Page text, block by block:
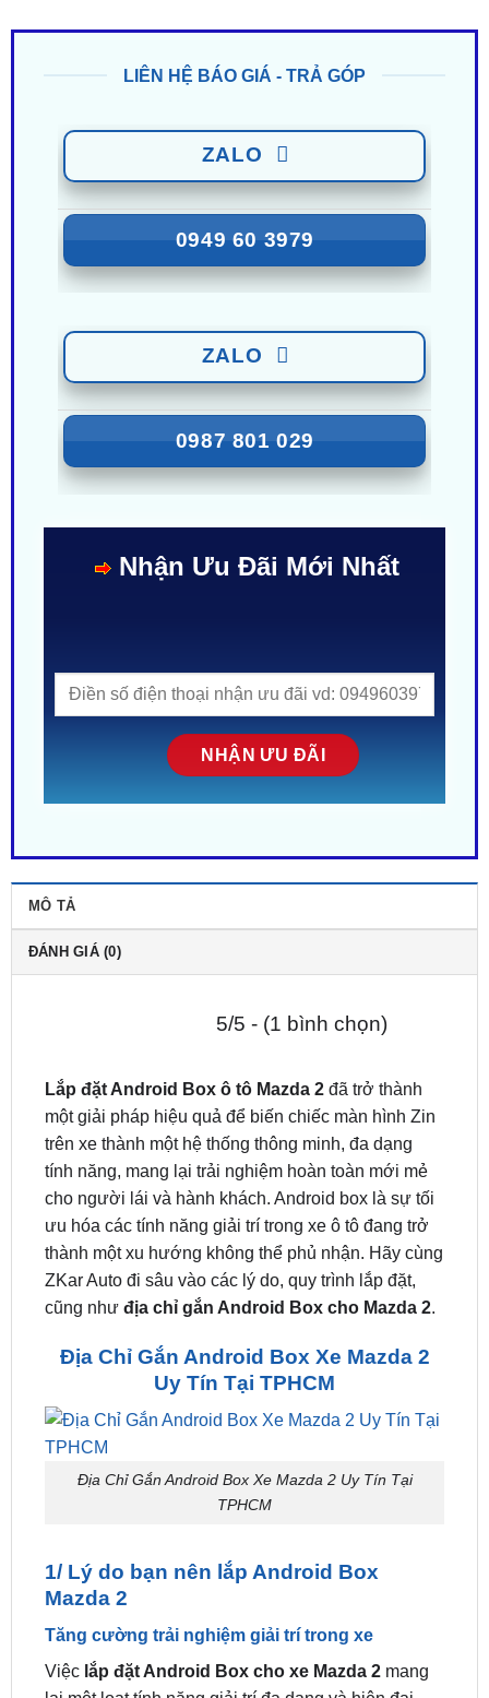
LIÊN HỆ BÁO GIÁ - TRẢ GÓP
ZALO
0949 60 3979
ZALO
0987 801 029
5/5 - (1 bình chọn)
Lắp đặt Android Box ô tô Mazda 2đã trở thành
một giải pháp hiệu quả để biến chiếc màn hình Zin
trên xe thành một hệ thống thông minh, đa dạng
tính năng, mang lại trải nghiệm hoàn toàn mới mẻ
cho người lái và hành khách. Android box là sự tối
ưu hóa các tính năng giải trí trong xe ô tô đang trở
ZKar Auto đi sâu vào các lý do, quy trình lắp đặt,
địa chỉ gắn Android Box cho Mazda 2
Địa Chỉ Gắn Android Box Xe Mazda 2
Uy Tín Tại TPHCM
Địa Chỉ Gắn Android Box Xe Mazda 2 Uy Tín Tại
1/ Lý do bạn nên lắp Android Box
Mazda 2